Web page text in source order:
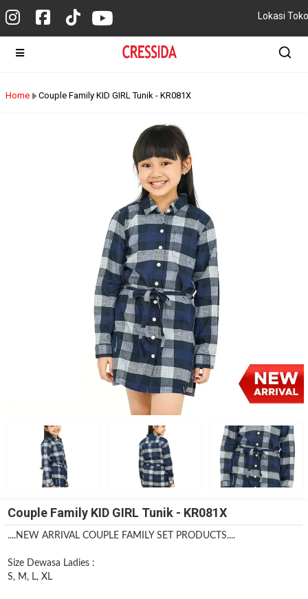
Lokasi Toko
Home Couple Family KID GIRL Tunik - KR081X
Couple Family KID GIRL Tunik - KR081X
....NEW ARRIVAL COUPLE FAMILY SET PRODUCTS....
Size Dewasa Ladies :
S, M, L, XL